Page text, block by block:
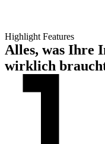
Highlight Features
Alles, was Ihre
wirklich